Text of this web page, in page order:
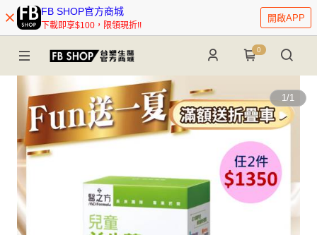
FB SHOP官方商城
下載即享$100，限領現折!!
開啟APP
0
1/1